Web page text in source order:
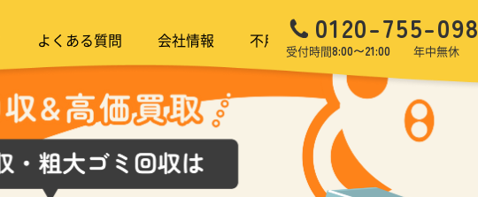
よくある質問 会社情報 不用品回収 生前・遺品整理
0120-755-098
受付時間8:00〜21:00 年中無休